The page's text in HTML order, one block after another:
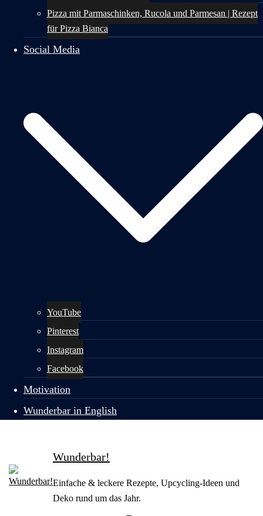
Pizza mit Parmaschinken, Rucola und Parmesan | Rezept
für Pizza Bianca
Social Media
YouTube
Pinterest
Instagram
Facebook
Motivation
Wunderbar in English
Wunderbar!
Einfache & leckere Rezepte, Upcycling-Ideen und
Deko rund um das Jahr.